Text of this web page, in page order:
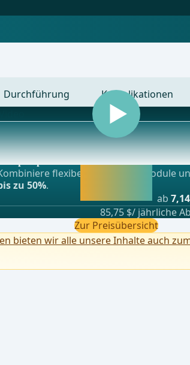
Durchführung Komplikationen
Gefässchirurgie und Thor
Angebot
- Sparflex
flexibel unsere Lernmodule
zu 50%.
ab
85,75 $/ jährliche
Zur Preisübersicht
bieten wir alle unsere Inhalte auch